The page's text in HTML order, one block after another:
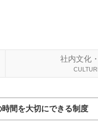
社内文化
間を大切にできる制度